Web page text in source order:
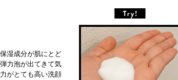
湿成分が肌にとど
力泡が出てきて気
がとても高い洗顔